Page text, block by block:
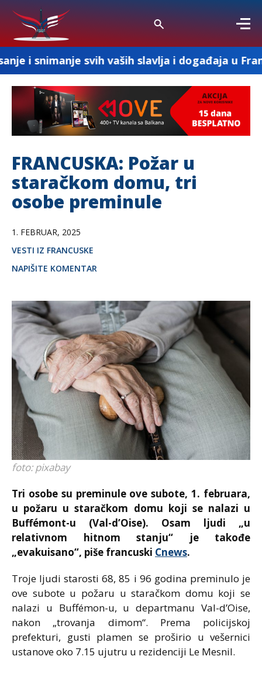
svih vaših slavlja i događaja u Francuskoj
FRANCUSKA: Požar u
staračkom domu, tri
osobe preminule
1. FEBRUAR, 2025
VESTI IZ FRANCUSKE
NAPIŠITE KOMENTAR
foto: pixabay
Tri osobe su preminule ove subote, 1. februara,
u požaru u staračkom domu koji se nalazi u
Buffémont-u (Val-d’Oise). Osam ljudi „u
relativnom hitnom stanju“ je takođe
„evakuisano“, piše francuski Cnews.
Troje ljudi starosti 68, 85 i 96 godina preminulo je
ove subote u požaru u staračkom domu koji se
nalazi u Buffémon-u, u departmanu Val-d’Oise,
nakon „trovanja dimom“. Prema policijskoj
prefekturi, gusti plamen se proširio u vešernici
ustanove oko 7.15 ujutru u rezidenciji Le Mesnil.